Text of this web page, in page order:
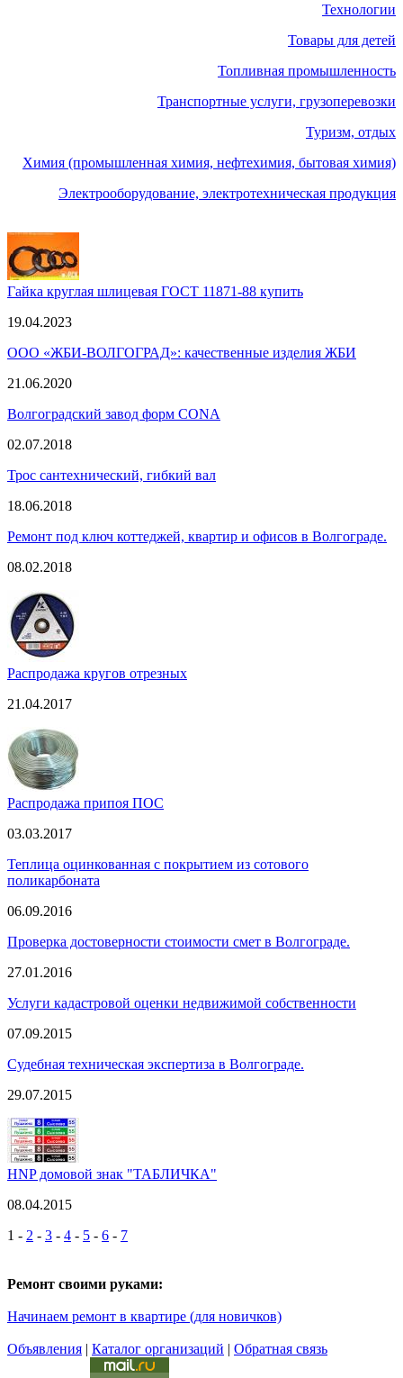
Технологии
Товары для детей
Топливная промышленность
Транспортные услуги, грузоперевозки
Туризм, отдых
Химия (промышленная химия, нефтехимия, бытовая химия)
Электрооборудование, электротехническая продукция
Гайка круглая шлицевая ГОСТ 11871-88 купить
19.04.2023
ООО «ЖБИ-ВОЛГОГРАД»: качественные изделия ЖБИ
21.06.2020
Волгоградский завод форм CONA
02.07.2018
Трос сантехнический, гибкий вал
18.06.2018
Ремонт под ключ коттеджей, квартир и офисов в Волгограде.
08.02.2018
Распродажа кругов отрезных
21.04.2017
Распродажа припоя ПОС
03.03.2017
Теплица оцинкованная с покрытием из сотового
поликарбоната
06.09.2016
Проверка достоверности стоимости смет в Волгограде.
27.01.2016
Услуги кадастровой оценки недвижимой собственности
07.09.2015
Судебная техническая экспертиза в Волгограде.
29.07.2015
HNP домовой знак "ТАБЛИЧКА"
08.04.2015
1 - 2 - 3 - 4 - 5 - 6 - 7
Ремонт своими руками:
Начинаем ремонт в квартире (для новичков)
Объявления | Каталог организаций | Обратная связь